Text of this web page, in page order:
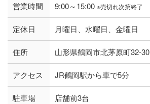
営業時間 9:00～15:00 ※売切れ次第終了
定休日 月曜日、水曜日、金曜日
住所 山形県鶴岡市北茅原町32-30
アクセス JR鶴岡駅から車で5分
駐車場 店舗前3台